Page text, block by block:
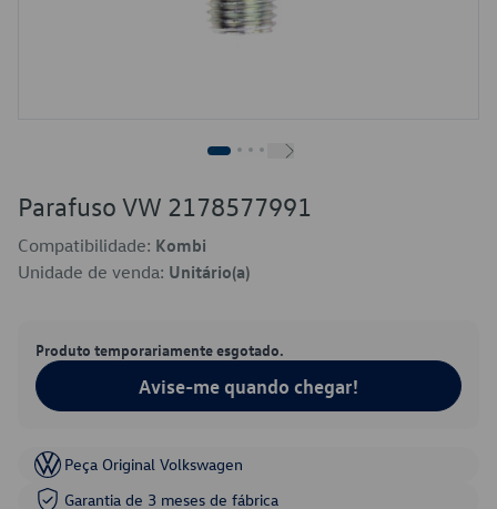
Parafuso VW 2178577991
Compatibilidade: Kombi
Unidade de venda: Unitário(a)
Produto temporariamente esgotado.
Avise-me quando chegar!
Peça Original Volkswagen
Garantia de 3 meses de fábrica